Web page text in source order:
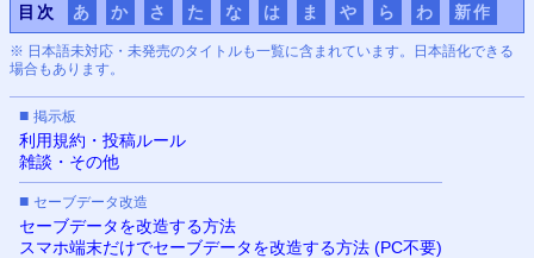
目次 あ か さ た な は ま や ら わ 新作
※ 日本語未対応・未発売のタイトルも一覧に含まれています。日本語化できる
場合もあります。
■ 掲示板
利用規約・投稿ルール
雑談・その他
■ セーブデータ改造
セーブデータを改造する方法
スマホ端末だけでセーブデータを改造する方法 (PC不要)